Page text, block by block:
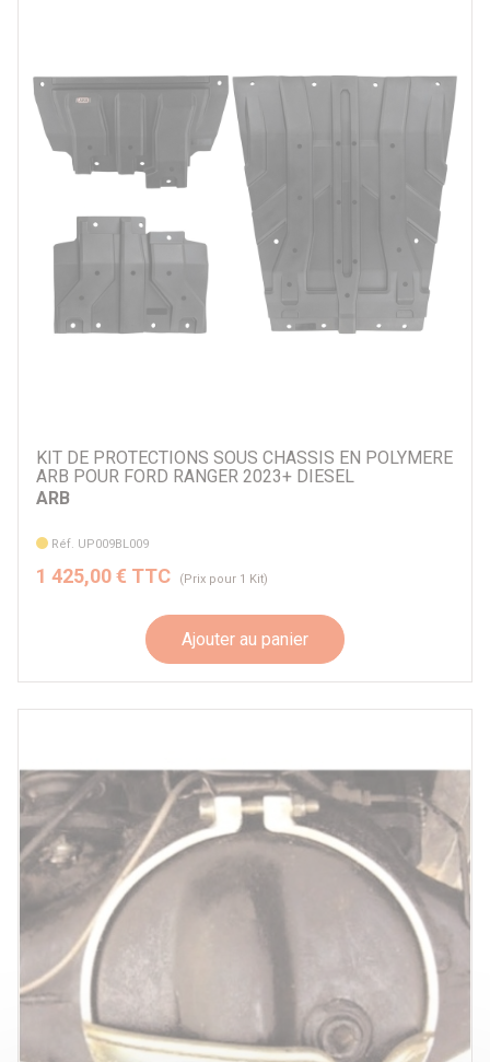
KIT DE PROTECTIONS SOUS CHASSIS EN POLYMERE
ARB POUR FORD RANGER 2023+ DIESEL
ARB
Réf. UP009BL009
1 425,00 € TTC (Prix pour 1 Kit)
Ajouter au panier